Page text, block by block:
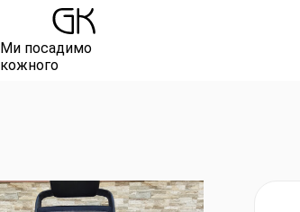
Ми посадимо
кожного